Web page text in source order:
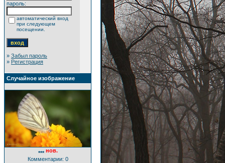
пароль:
автоматический вход
при следующем
посещении.
» Забыл пароль
» Регистрация
Случайное изображение
*** нов.
Комментарии: 0